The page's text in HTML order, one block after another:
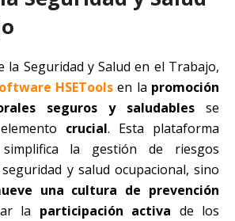
la Seguridad y Salud en el Trabajo,
HSETools en la promoción
seguros y saludables se
crucial. Esta plataforma
la gestión de riesgos
y salud ocupacional, sino
una cultura de prevención
la participación activa de los